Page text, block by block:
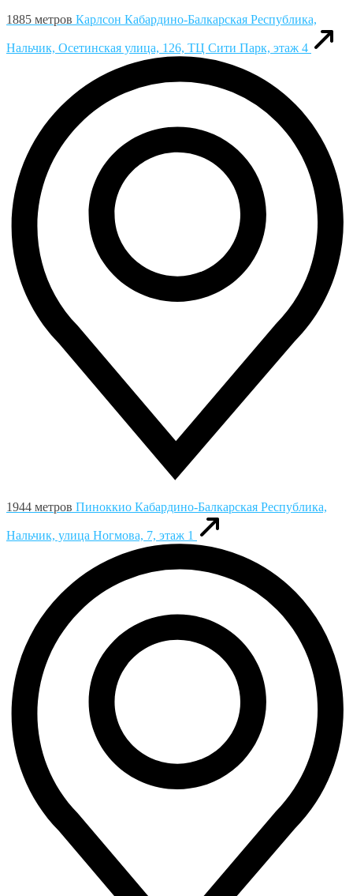
1885 метров Карлсон Кабардино-Балкарская Республика,
Нальчик, Осетинская улица, 126, ТЦ Сити Парк, этаж 4
1944 метров Пиноккио Кабардино-Балкарская Республика,
Нальчик, улица Ногмова, 7, этаж 1